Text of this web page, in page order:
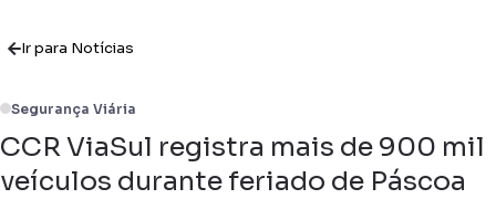
Ir para Notícias
Segurança Viária
CCR ViaSul registra mais de 900 mil
veículos durante feriado de Páscoa